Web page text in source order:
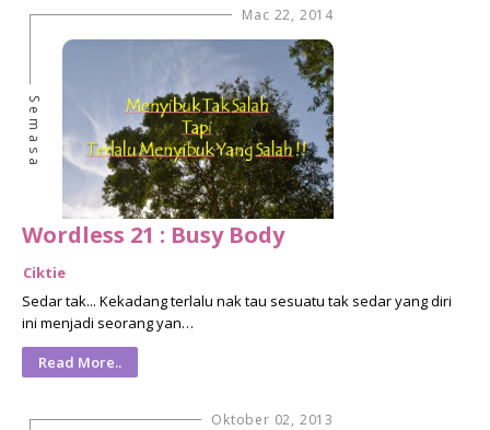
Mac 22, 2014
Semasa
Wordless 21 : Busy Body
Ciktie
Sedar tak... Kekadang terlalu nak tau sesuatu tak sedar yang diri
ini menjadi seorang yan…
Read More..
Oktober 02, 2013